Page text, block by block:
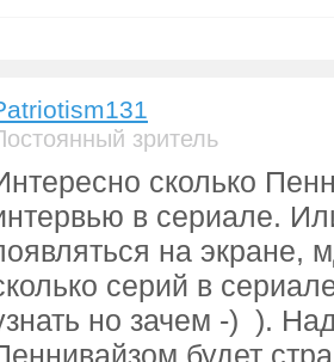
зритель
сколько
в сериале.
на экране,
серий в
но зачем -) ).
будет